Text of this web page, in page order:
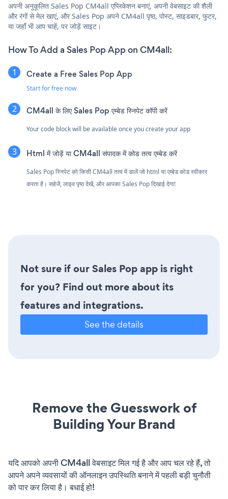
अपनी अनुकूलित Sales Pop CM4all एप्लिकेशन बनाएं, अपनी वेबसाइट की शैली
और रंगों से मेल खाएं, और Sales Pop अपने CM4all पृष्ठ, पोस्ट, साइडबार, फुटर,
या जहाँ भी आप चाहें, पर जोड़ें साइट।
How To Add a Sales Pop App on CM4all:
Create a Free Sales Pop App
Start for free now
CM4all के लिए Sales Pop एम्बेड स्निपेट कॉपी करें
Your code block will be available once you create your app
Html में जोड़ें या CM4all संपादक में कोड तत्व एम्बेड करें
Sales Pop स्निपेट को किसी CM4all तत्व में डालें जो html या एम्बेड कोड स्वीकार
करता है। सहेजें, लाइव पृष्ठ देखें, और आपका Sales Pop दिखाई देगा!
Not sure if our Sales Pop app is right
for you? Find out more about its
features and integrations.
See the details
Remove the Guesswork of
Building Your Brand
यदि आपको अपनी CM4all वेबसाइट मिल गई है और आप चल रहे हैं, तो
आपने अपने व्यवसायों की ऑनलाइन उपस्थिति बनाने में पहली बड़ी चुनौती
को पार कर लिया है। बधाई हो!